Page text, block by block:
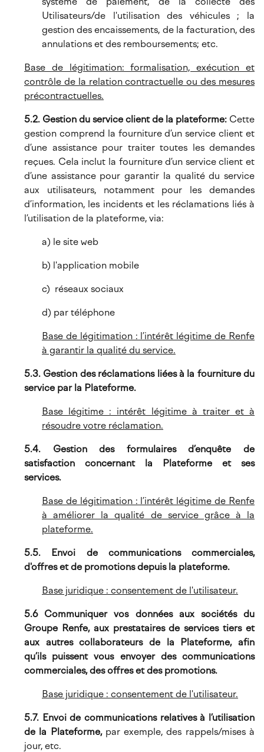
Utilisateurs/de l'utilisation des véhicules ; la
gestion des encaissements, de la facturation, des
annulations et des remboursements; etc.
Base de légitimation: formalisation, exécution et
contrôle de la relation contractuelle ou des mesures
précontractuelles.
5.2. Gestion du service client de la plateforme: Cette
gestion comprend la fourniture d’un service client et
d’une assistance pour traiter toutes les demandes
reçues. Cela inclut la fourniture d’un service client et
d’une assistance pour garantir la qualité du service
aux utilisateurs, notamment pour les demandes
d’information, les incidents et les réclamations liés à
l’utilisation de la plateforme, via:
a) le site web
b) l'application mobile
c) réseaux sociaux
d) par téléphone
Base de légitimation : l’intérêt légitime de Renfe
à garantir la qualité du service.
5.3. Gestion des réclamations liées à la fourniture du
service par la Plateforme.
Base légitime : intérêt légitime à traiter et à
résoudre votre réclamation.
5.4. Gestion des formulaires d’enquête de
satisfaction concernant la Plateforme et ses
services.
Base de légitimation : l’intérêt légitime de Renfe
à améliorer la qualité de service grâce à la
plateforme.
5.5. Envoi de communications commerciales,
d'offres et de promotions depuis la plateforme.
Base juridique : consentement de l'utilisateur.
5.6 Communiquer vos données aux sociétés du
Groupe Renfe, aux prestataires de services tiers et
aux autres collaborateurs de la Plateforme, afin
qu’ils puissent vous envoyer des communications
commerciales, des offres et des promotions.
Base juridique : consentement de l'utilisateur.
5.7. Envoi de communications relatives à l’utilisation
de la Plateforme,par exemple, des rappels/mises à
jour, etc.